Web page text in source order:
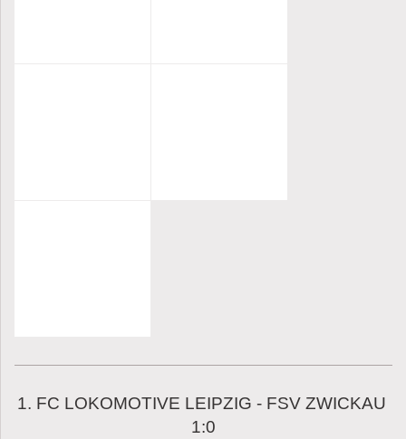
1. FC LOKOMOTIVE LEIPZIG - FSV ZWICKAU
1:0